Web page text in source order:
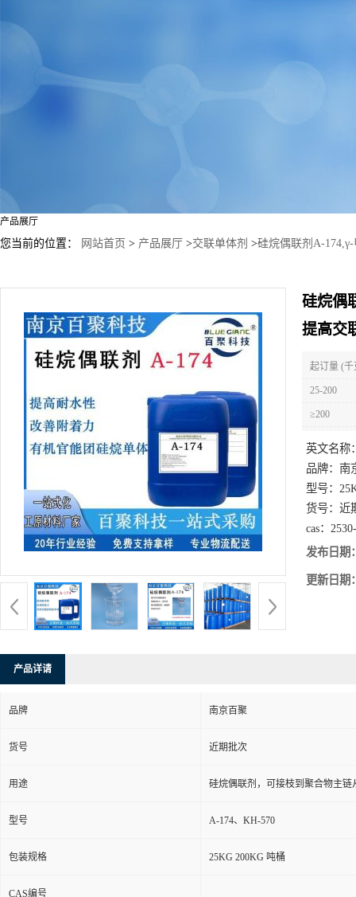
产品展厅
您当前的位置： 网站首页 > 产品展厅 >交联单体剂 >硅烷偶联剂A-
硅烷偶
提高交
起订量 (千
25-200
≥200
英文名称
品牌： 南
型号：
货号： 近
cas：
发布日期
更新日期
产品详请
品牌 南京百聚
货号 近期批次
用途 硅烷偶联剂，可接枝到聚合物主
型号 A-174、KH-570
包装规格 25KG 200KG 吨桶
CAS编号